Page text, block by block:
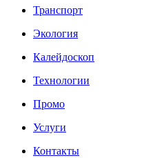
Транспорт
Экология
Калейдоскоп
Технологии
Промо
Услуги
Контакты